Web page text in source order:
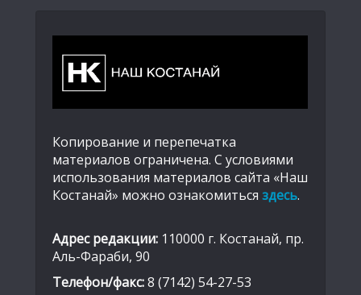
Копирование и перепечатка
материалов ограничена. С условиями
использования материалов сайта «Наш
Костанай» можно ознакомиться здесь.
Адрес редакции: 110000 г. Костанай, пр.
Аль-Фараби, 90
Телефон/факс:8 (7142) 54-27-53